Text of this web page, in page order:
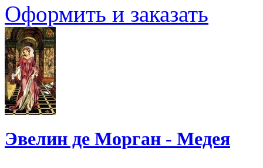
Оформить и заказать
Эвелин де Морган - Медея